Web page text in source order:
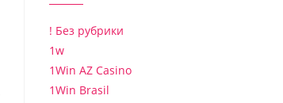
! Без рубрики
1w
1Win AZ Casino
1Win Brasil